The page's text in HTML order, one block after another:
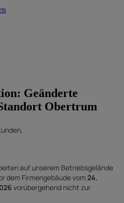
Geänderte
Obertrum
auf unserem Betriebsgelände
dem Firmengebäude vom 24.
vorübergehend nicht zur